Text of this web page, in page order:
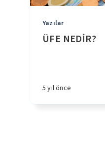
Yazılar
ÜFE NEDİR?
5 yıl önce